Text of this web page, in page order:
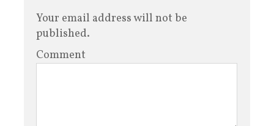
Your email address will not be
published.
Comment